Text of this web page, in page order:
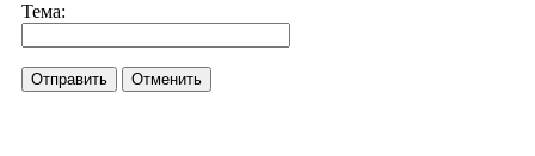
Тема:
Отправить Отменить